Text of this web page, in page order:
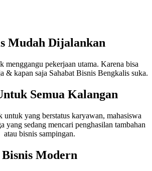
Mudah Dijalankan
menggangu pekerjaan utama. Karena bisa
& kapan saja Sahabat Bisnis Bengkalis suka.
Semua Kalangan
untuk yang berstatus karyawan, mahasiswa
yang sedang mencari penghasilan tambahan
atau bisnis sampingan.
Bisnis Modern